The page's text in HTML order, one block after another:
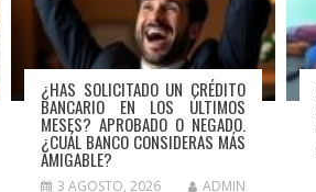
¿HAS SOLICITADO UN CRÉDITO
BANCARIO EN LOS ÚLTIMOS
MESES? APROBADO O NEGADO.
¿CUÁL BANCO CONSIDERAS MÁS
AMIGABLE?
3 AGOSTO, 2026
ADMIN